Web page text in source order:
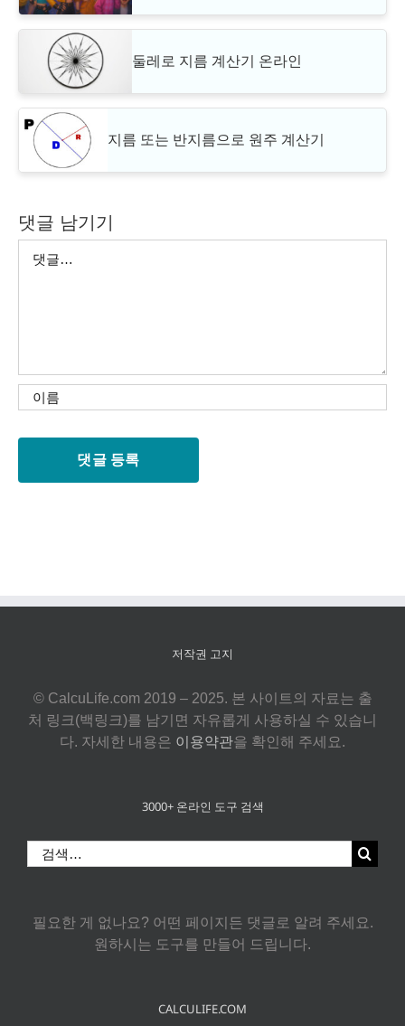
둘레로 지름 계산기 온라인
지름 또는 반지름으로 원주 계산기
댓글 남기기
저작권 고지
© CalcuLife.com 2019 – 2025. 본 사이트의 자료는 출
처 링크(백링크)를 남기면 자유롭게 사용하실 수 있습니
다. 자세한 내용은 이용약관을 확인해 주세요.
3000+ 온라인 도구 검색
색:
필요한 게 없나요? 어떤 페이지든 댓글로 알려 주세요.
원하시는 도구를 만들어 드립니다.
CALCULIFE.COM